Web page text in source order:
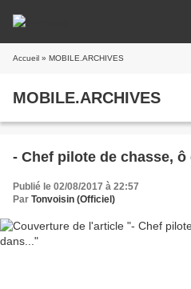
Accueil » MOBILE.ARCHIVES
MOBILE.ARCHIVES
- Chef pilote de chasse,
Publié le 02/08/2017 à 22:57
Par Tonvoisin (Officiel)